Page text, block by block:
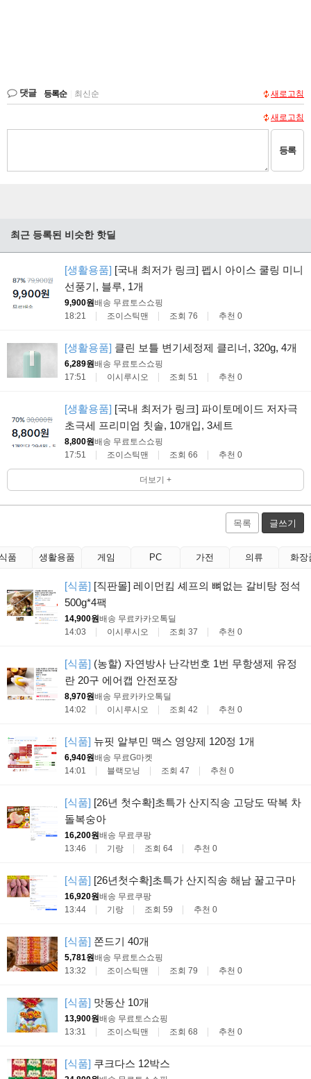
댓글 등록순 최신순 새로고침
새로고침
등록
최근 등록된 비슷한 핫딜
[생활용품] [국내 최저가 링크] 펩시 아이스 쿨링 미니
선풍기, 블루, 1개
9,900원배송 무료 토스쇼핑
18:21
조이스틱맨 조회 76 추천 0
[생활용품] 클린 보틀 변기세정제 클리너, 320g, 4개
6,289원배송 무료 토스쇼핑
17:51
이시루시오 조회 51 추천 0
[생활용품] [국내 최저가 링크] 파이토메이드 저자극
초극세 프리미엄 칫솔, 10개입, 3세트
8,800원배송 무료 토스쇼핑
17:51
조이스틱맨 조회 66 추천 0
더보기 +
목록 글쓰기
품 생활용품 게임 PC 가전 의류 화장
[식품] [직판몰] 레이먼킴 셰프의 뼈없는 갈비탕 정석
500g*4팩
14,900원배송 무료 카카오톡딜
14:03
이시루시오 조회 37 추천 0
[식품] (농할) 자연방사 난각번호 1번 무항생제 유정
란 20구 에어캡 안전포장
8,970원배송 무료 카카오톡딜
14:02
이시루시오 조회 42 추천 0
[식품] 뉴핏 알부민 맥스 영양제 120정 1개
6,940원배송 무료G마켓
14:01
블랙모닝 조회 47 추천 0
[식품] [26년 첫수확]초특가 산지직송 고당도 딱복 차
돌복숭아
16,200원배송 무료 쿠팡
13:46
기랑 조회 64 추천 0
[식품] [26년첫수확]초특가 산지직송 해남 꿀고구마
16,920원배송 무료 쿠팡
13:44
기랑 조회 59 추천 0
[식품] 쫀드기 40개
5,781원배송 무료 토스쇼핑
13:32
조이스틱맨 조회 79 추천 0
[식품] 맛동산 10개
13,900원배송 무료 토스쇼핑
13:31
조이스틱맨 조회 68 추천 0
[식품] 쿠크다스 12박스